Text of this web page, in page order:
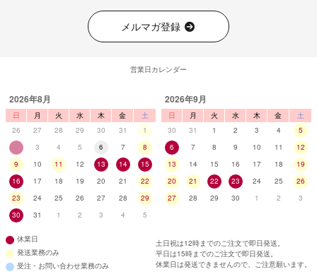
メルマガ登録
営業日カレンダー
2026年8月
日 月 火 水 木 金
土
26
27 28 29 30 31
1
2
3 4 5 6 7
8
9
10 11 12 13 14
15
16
17 18 19 20 21
22
23
24 25 26 27 28
29
30
31 1 2 3 4 5
2026年9月
日 月 火 水 木 金
土
30
31 1 2 3 4
5
6
7 8 9 10 11
12
13
14 15 16 17 18
19
20
21 22 23 24 25
26
27
28 29 30 1 2 3
休業日
発送業務のみ
受注・お問い合わせ業務のみ
土日祝は12時までのご注文で即日発送。
平日は15時までのご注文で即日発送。
休業日は発送できませんので、ご注意願います。